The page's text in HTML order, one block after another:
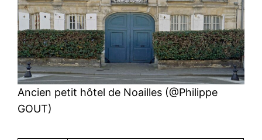
Ancien petit hôtel de Noailles (@Philippe
GOUT)